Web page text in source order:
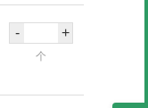
- +
个